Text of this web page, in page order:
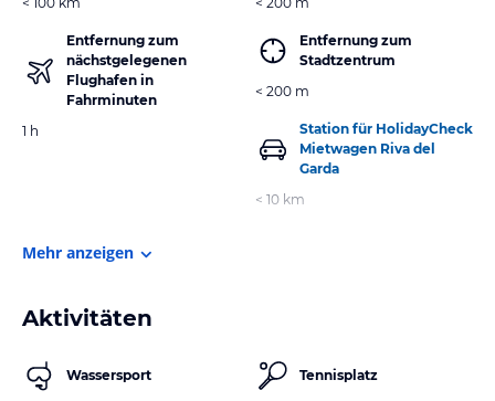
Entfernung zum
nächstgelegenen
Flughafen in
Fahrminuten
1 h
Entfernung zum
Stadtzentrum
< 200 m
Station für HolidayCheck
Mietwagen Riva del
Garda
< 10 km
Mehr anzeigen
Aktivitäten
Wassersport Tennisplatz